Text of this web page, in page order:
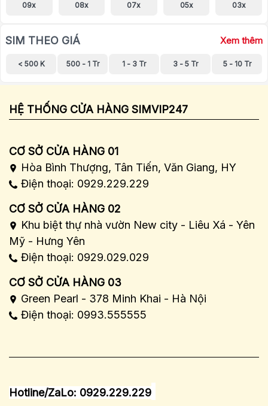
09x 08x 07x 05x 03x
SIM THEO GIÁ Xem thêm
< 500 K 500 - 1 Tr 1 - 3 Tr 3 - 5 Tr 5 - 10 Tr
HỆ THỐNG CỬA HÀNG SIMVIP247
CƠ SỞ CỬA HÀNG 01
Hòa Bình Thượng, Tân Tiến, Văn Giang, HY
Điện thoại: 0929.229.229
CƠ SỞ CỬA HÀNG 02
Khu biệt thự nhà vườn New city - Liêu Xá - Yên
Mỹ - Hưng Yên
Điện thoại: 0929.029.029
CƠ SỞ CỬA HÀNG 03
Green Pearl - 378 Minh Khai - Hà Nội
Điện thoại: 0993.555555
Hotline/ZaLo: 0929.229.229